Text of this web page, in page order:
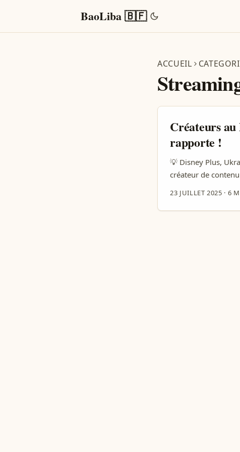
BaoLiba 🇧🇫
ACCUEIL
Créateurs
rapporte !
💡 Disney Plus,
créateur de
surtout avec son
avec des créateurs
23 JUILLET 2025 · 6